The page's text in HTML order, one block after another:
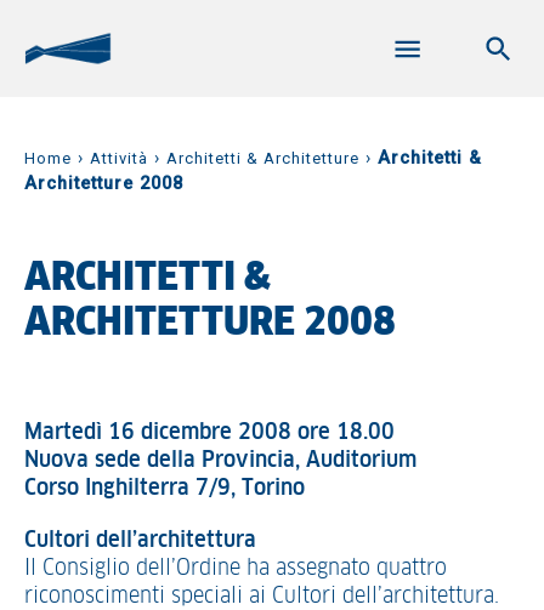
Home › Attività › Architetti & Architetture › Architetti &
Architetture 2008
ARCHITETTI &
ARCHITETTURE 2008
Martedì 16 dicembre 2008 ore 18.00
Nuova sede della Provincia, Auditorium
Corso Inghilterra 7/9, Torino
Cultori dell’architettura
Il Consiglio dell’Ordine ha assegnato quattro
riconoscimenti speciali ai Cultori dell’architettura.